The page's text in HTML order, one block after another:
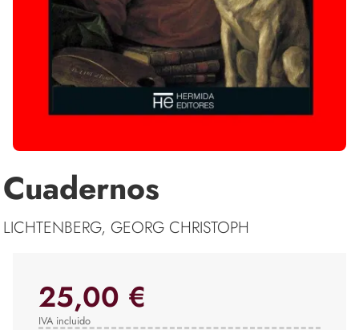
Cuadernos
LICHTENBERG, GEORG CHRISTOPH
25,00 €
IVA incluido